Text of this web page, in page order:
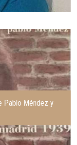
Pablo Méndez y